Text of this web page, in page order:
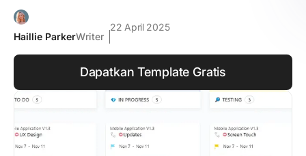
Haillie ParkerWriter
22 April 2025
Dapatkan Template Gratis